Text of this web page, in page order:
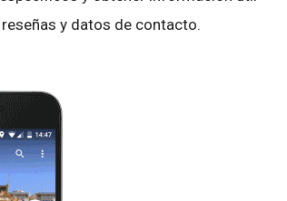
y datos de contacto.